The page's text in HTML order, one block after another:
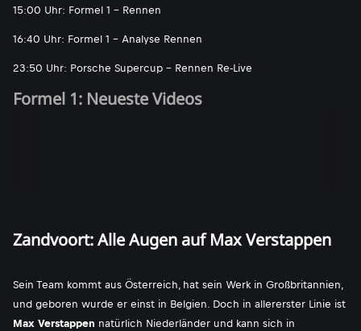
15:00 Uhr: Formel 1 - Rennen
16:40 Uhr: Formel 1 - Analyse Rennen
23:50 Uhr: Porsche Supercup - Rennen Re-Live
Formel 1: Neueste Videos
Zandvoort: Alle Augen auf Max Verstappen
Sein Team kommt aus Österreich, hat sein Werk in Großbritannien,
und geboren wurde er einst in Belgien. Doch in allererster Linie ist
Max Verstappen natürlich Niederländer und kann sich in